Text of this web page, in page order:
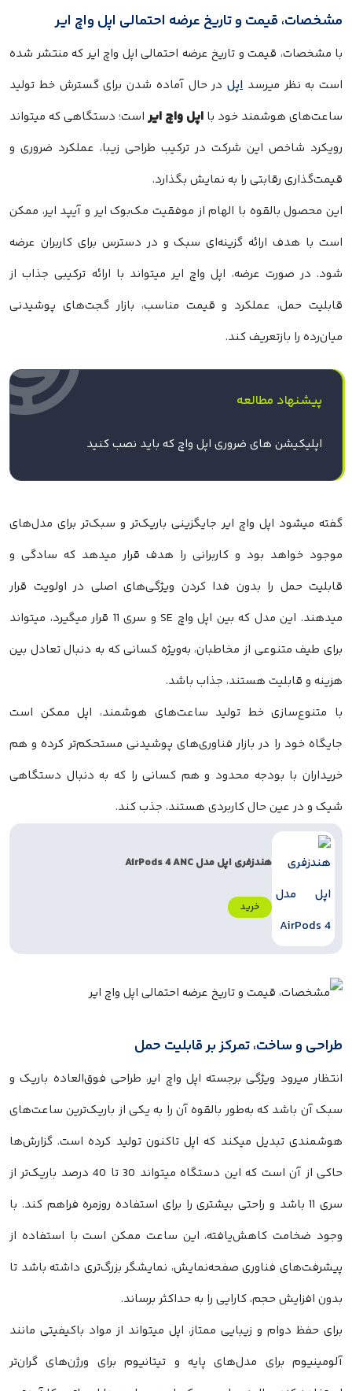
مشخصات، قیمت و تاریخ عرضه احتمالی اپل واچ ایر
با مشخصات، قیمت و تاریخ عرضه احتمالی اپل واچ ایر که منتشر شده
است به نظر میرسد اپل در حال آماده شدن برای گسترش خط تولید
ساعت‌های هوشمند خود با اپل واچ ایر است؛ دستگاهی که میتواند
رویکرد شاخص این شرکت در ترکیب طراحی زیبا، عملکرد ضروری و
قیمت‌گذاری رقابتی را به نمایش بگذارد.
این محصول بالقوه با الهام از موفقیت مک‌بوک ایر و آیپد ایر، ممکن
است با هدف ارائه گزینه‌ای سبک و در دسترس برای کاربران عرضه
شود. در صورت عرضه، اپل واچ ایر میتواند با ارائه ترکیبی جذاب از
قابلیت حمل، عملکرد و قیمت مناسب، بازار گجت‌های پوشیدنی
میان‌رده را بازتعریف کند.
پیشنهاد مطالعه
اپلیکیشن های ضروری اپل واچ که باید نصب کنید
گفته میشود اپل واچ ایر جایگزینی باریک‌تر و سبک‌تر برای مدل‌های
موجود خواهد بود و کاربرانی را هدف قرار میدهد که سادگی و
قابلیت حمل را بدون فدا کردن ویژگی‌های اصلی در اولویت قرار
میدهند. این مدل که بین اپل واچ SE و سری 11 قرار میگیرد، میتواند
برای طیف متنوعی از مخاطبان، به‌ویژه کسانی که به دنبال تعادل بین
هزینه و قابلیت هستند، جذاب باشد.
با متنوع‌سازی خط تولید ساعت‌های هوشمند، اپل ممکن است
جایگاه خود را در بازار فناوری‌های پوشیدنی مستحکم‌تر کرده و هم
خریداران با بودجه محدود و هم کسانی را که به دنبال دستگاهی
شیک و در عین حال کاربردی هستند، جذب کند.
هندزفری اپل مدل AirPods 4 ANC
خرید
طراحی و ساخت، تمرکز بر قابلیت حمل
انتظار میرود ویژگی برجسته اپل واچ ایر، طراحی فوق‌العاده باریک و
سبک آن باشد که به‌طور بالقوه آن را به یکی از باریک‌ترین ساعت‌های
هوشمندی تبدیل میکند که اپل تاکنون تولید کرده است. گزارش‌ها
حاکی از آن است که این دستگاه میتواند 30 تا 40 درصد باریک‌تر از
سری 11 باشد و راحتی بیشتری را برای استفاده روزمره فراهم کند. با
وجود ضخامت کاهش‌یافته، این ساعت ممکن است با استفاده از
پیشرفت‌های فناوری صفحه‌نمایش، نمایشگر بزرگ‌تری داشته باشد تا
بدون افزایش حجم، کارایی را به حداکثر برساند.
برای حفظ دوام و زیبایی ممتاز، اپل میتواند از مواد باکیفیتی مانند
آلومینیوم برای مدل‌های پایه و تیتانیوم برای ورژن‌های گران‌تر